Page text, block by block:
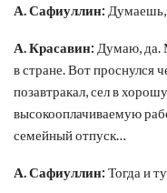
А. Сафиуллин: Думаешь,
А. Красавин: Думаю, да.
в стране. Вот проснулся
позавтракал, сел в
высокооплачиваемую
семейный отпуск…
А. Сафиуллин: Тогда и